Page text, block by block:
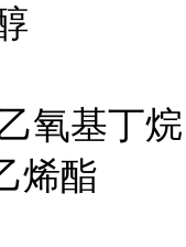
氧基丁烷
烯酯